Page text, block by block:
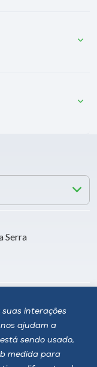
interações
ajudam a
sendo usado,
medida para
Serra